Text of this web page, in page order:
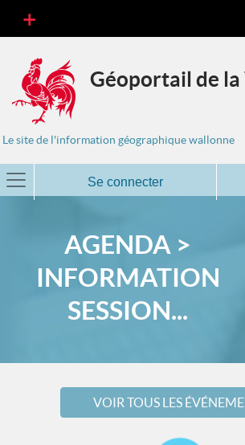
Géoportail de
Le site de l'information géographique wallonne
Se connecter
AGENDA >
INFORMATION
SESSION...
VOIR TOUS LES